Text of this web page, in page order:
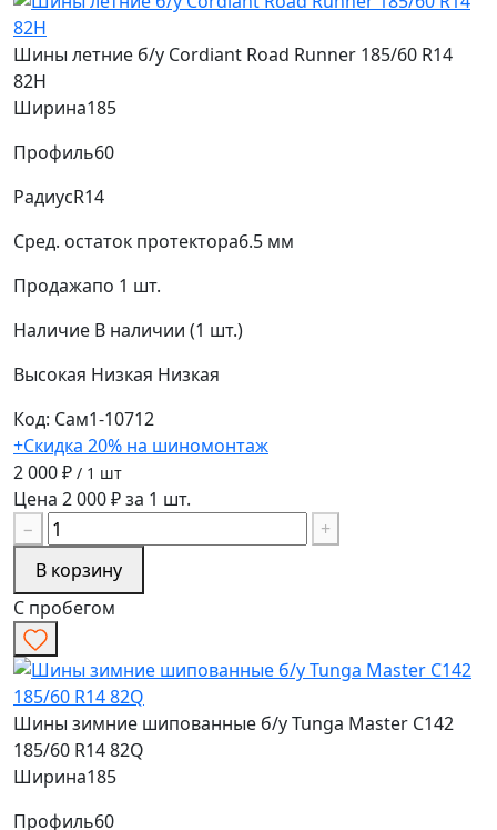
Шины летние б/у Cordiant Road Runner 185/60 R14
82H
Ширина185
Профиль60
РадиусR14
Сред. остаток протектора6.5 мм
Продажапо 1 шт.
Наличие В наличии (1 шт.)
Высокая Низкая Низкая
Код: Сам1-10712
+Скидка 20% на шиномонтаж
2 000 ₽ / 1 шт
Цена 2 000 ₽ за 1 шт.
−
+
В корзину
С пробегом
Шины зимние шипованные б/у Tunga Master C142
185/60 R14 82Q
Ширина185
Профиль60